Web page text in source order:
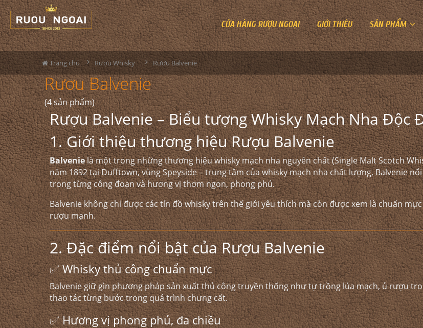
CỬA HÀNG RƯỢU NGOẠI GIỚI THIỆU SẢN PHẨM
Trang chủ Rượu Whisky Rươu Balvenie
Rươu Balvenie
(4 sản phẩm)
Rượu Balvenie – Biểu tượng Whisky Mạch Nha Độc
1. Giới thiệu thương hiệu Rượu Balvenie
Balvenielà một trong những thương hiệu whisky mạch nha nguyên chất (Single Malt Scotch
năm 1892 tại Dufftown, vùng Speyside – trung tâm của whisky mạch nha chất lượng, Balvenie
trong từng công đoạn và hương vị thơm ngon, phong phú.
Balvenie không chỉ được các tín đồ whisky trên thế giới yêu thích mà còn được xem là chuẩn
rượu mạnh.
2. Đặc điểm nổi bật của Rượu Balvenie
✅ Whisky thủ công chuẩn mực
Balvenie giữ gìn phương pháp sản xuất thủ công truyền thống như tự trồng lúa mạch, ủ rượu
thao tác từng bước trong quá trình chưng cất.
✅ Hương vị phong phú, đa chiều